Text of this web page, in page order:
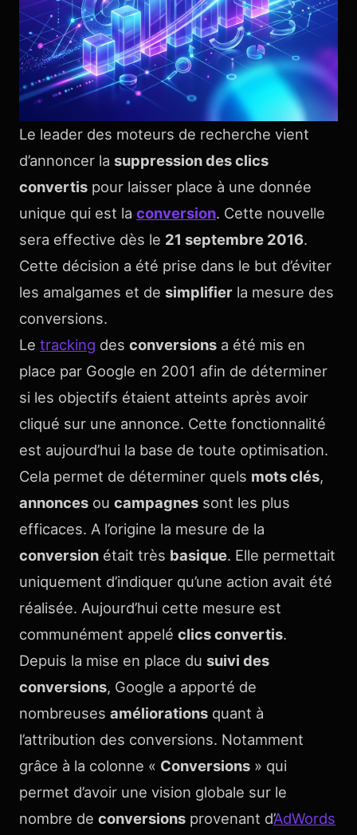
Le leader des moteurs de recherche vient
d’annoncer la suppression des clics
convertis pour laisser place à une donnée
unique qui est la conversion. Cette nouvelle
sera effective dès le 21 septembre 2016.
Cette décision a été prise dans le but d’éviter
les amalgames et de simplifier la mesure des
conversions.
Le tracking des conversions a été mis en
place par Google en 2001 afin de déterminer
si les objectifs étaient atteints après avoir
cliqué sur une annonce. Cette fonctionnalité
est aujourd’hui la base de toute optimisation.
Cela permet de déterminer quels mots clés,
annonces ou campagnes sont les plus
efficaces. A l’origine la mesure de la
conversion était très basique. Elle permettait
uniquement d’indiquer qu’une action avait été
réalisée. Aujourd’hui cette mesure est
communément appelé clics convertis.
Depuis la mise en place du suivi des
conversions, Google a apporté de
nombreuses améliorations quant à
l’attribution des conversions. Notamment
grâce à la colonne « Conversions » qui
permet d’avoir une vision globale sur le
nombre de conversions provenant d’AdWords